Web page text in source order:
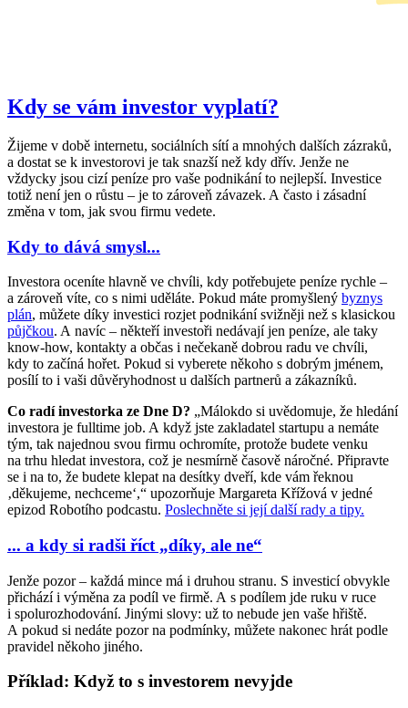
Kdy se vám investor vyplatí?
Žijeme v době internetu, sociálních sítí a mnohých dalších zázraků,
a dostat se k investorovi je tak snazší než kdy dřív. Jenže ne
vždycky jsou cizí peníze pro vaše podnikání to nejlepší. Investice
totiž není jen o růstu – je to zároveň závazek. A často i zásadní
změna v tom, jak svou firmu vedete.
Kdy to dává smysl...
Investora oceníte hlavně ve chvíli, kdy potřebujete peníze rychle –
a zároveň víte, co s nimi uděláte. Pokud máte promyšlený byznys
plán, můžete díky investici rozjet podnikání svižněji než s klasickou
půjčkou. A navíc – někteří investoři nedávají jen peníze, ale taky
know-how, kontakty a občas i nečekaně dobrou radu ve chvíli,
kdy to začíná hořet. Pokud si vyberete někoho s dobrým jménem,
posílí to i vaši důvěryhodnost u dalších partnerů a zákazníků.
Co radí investorka ze Dne D? „Málokdo si uvědomuje, že hledání
investora je fulltime job. A když jste zakladatel startupu a nemáte
tým, tak najednou svou firmu ochromíte, protože budete venku
na trhu hledat investora, což je nesmírně časově náročné. Připravte
se i na to, že budete klepat na desítky dveří, kde vám řeknou
‚děkujeme, nechceme‘,“ upozorňuje Margareta Křížová v jedné
epizod Robotího podcastu. Poslechněte si její další rady a tipy.
... a kdy si radši říct „díky, ale ne“
Jenže pozor – každá mince má i druhou stranu. S investicí obvykle
přichází i výměna za podíl ve firmě. A s podílem jde ruku v ruce
i spolurozhodování. Jinými slovy: už to nebude jen vaše hřiště.
A pokud si nedáte pozor na podmínky, můžete nakonec hrát podle
pravidel někoho jiného.
Příklad: Když to s investorem nevyjde